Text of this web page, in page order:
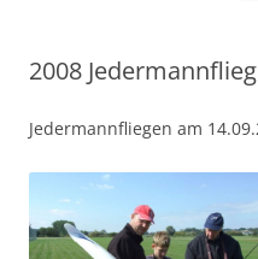
2008
Jedermannfliegen am